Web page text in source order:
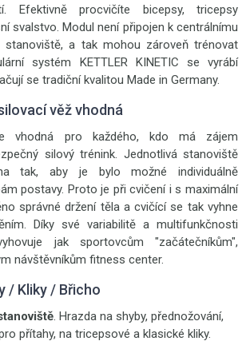
Efektivně procvičíte bicepsy, tricepsy
svalstvo. Modul není připojen k centrálnímu
stanoviště, a tak mohou zároveň trénovat
systém KETTLER KINETIC se vyrábí
se tradiční kvalitou Made in Germany.
věž vhodná
vhodná pro každého, kdo má zájem
silový trénink. Jednotlivá stanoviště
tak, aby je bylo možné individuálně
postavy. Proto je při cvičení i s maximální
správné držení těla a cvičící se tak vyhne
Díky své variabilitě a multifunkčnosti
jak sportovcům "začátečníkům",
návštěvníkům fitness center.
/ Kliky / Břicho
. Hrazda na shyby, přednožování,
přítahy, na tricepsové a klasické kliky.